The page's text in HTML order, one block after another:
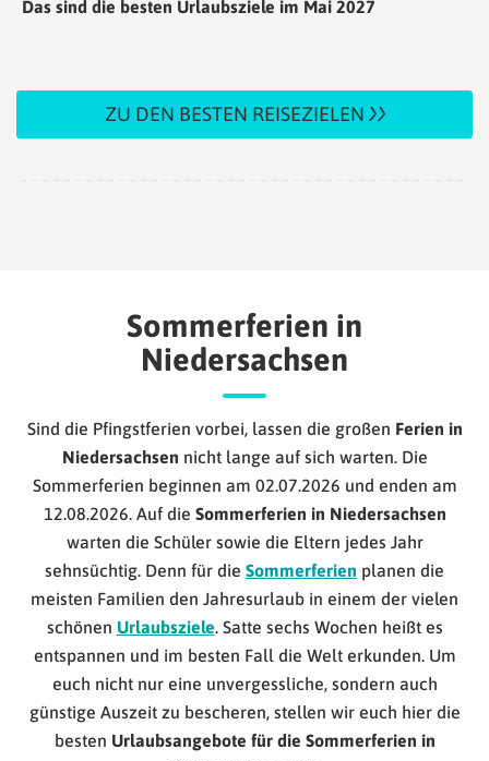
Das sind die besten Urlaubsziele im Mai 2027
ZU DEN BESTEN REISEZIELEN
Sommerferien in
Niedersachsen
Sind die Pfingstferien vorbei, lassen die großen Ferien in
Niedersachsen nicht lange auf sich warten. Die
Sommerferien beginnen am 02.07.2026 und enden am
12.08.2026. Auf die Sommerferien in Niedersachsen
warten die Schüler sowie die Eltern jedes Jahr
sehnsüchtig. Denn für die Sommerferien planen die
meisten Familien den Jahresurlaub in einem der vielen
schönen Urlaubsziele. Satte sechs Wochen heißt es
entspannen und im besten Fall die Welt erkunden. Um
euch nicht nur eine unvergessliche, sondern auch
günstige Auszeit zu bescheren, stellen wir euch hier die
besten Urlaubsangebote für die Sommerferien in